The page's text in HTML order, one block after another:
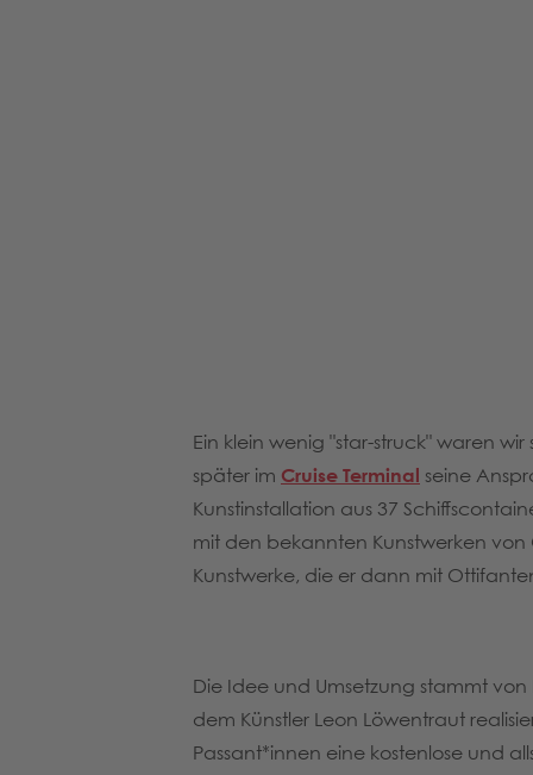
Ein klein wenig "star-struck" waren wir
später im Cruise Terminal seine
Kunstinstallation aus 37
mit den bekannten Kunstwerken von
Kunstwerke, die er dann mit
Die Idee und Umsetzung stammt
dem Künstler Leon Löwentraut
Passant*innen eine kostenlose und